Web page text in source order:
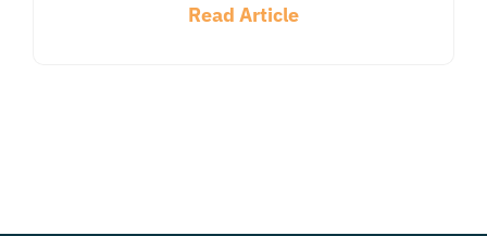
Read Article